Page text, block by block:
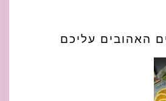
האהובים עליכם